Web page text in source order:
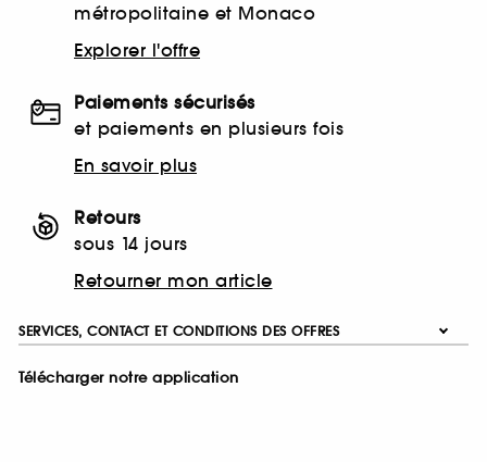
métropolitaine et Monaco
Explorer l'offre
Paiements sécurisés
et paiements en plusieurs fois
En savoir plus
Retours
sous 14 jours
Retourner mon article
SERVICES, CONTACT ET CONDITIONS DES OFFRES
Télécharger notre application